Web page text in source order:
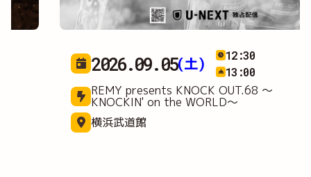
2026.09.05(土)
12:30
13:00
REMY presents KNOCK OUT.68 ～
KNOCKIN' on the WORLD～
横浜武道館